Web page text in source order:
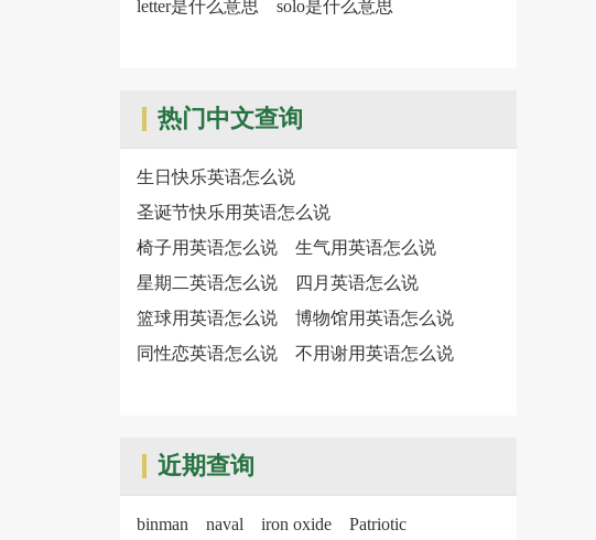
letter是什么意思
solo是什么意思
热门中文查询
生日快乐英语怎么说
圣诞节快乐用英语怎么说
椅子用英语怎么说
生气用英语怎么说
星期二英语怎么说
四月英语怎么说
篮球用英语怎么说
博物馆用英语怎么说
同性恋英语怎么说
不用谢用英语怎么说
近期查询
binman naval iron oxide Patriotic